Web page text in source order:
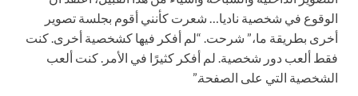
الوقوع في شخصية ناديا… شعرت كأنني أقوم بجلسة تصوير
أخرى بطريقة ما،” شرحت. “لم أفكر فيها كشخصية أخرى. كنت
فقط ألعب دور شخصية. لم أفكر كثيرًا في الأمر. كنت ألعب
الشخصية التي على الصفحة.”